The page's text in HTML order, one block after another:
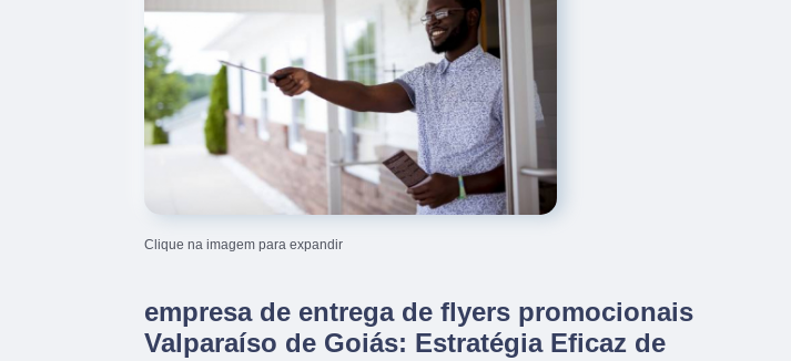
Clique na imagem para expandir
empresa de entrega de flyers promocionais
Valparaíso de Goiás: Estratégia Eficaz de